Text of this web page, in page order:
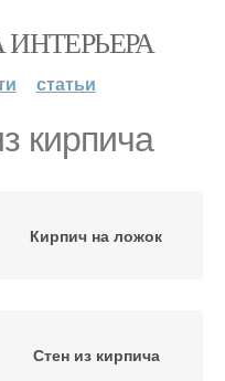
статьи
кирпича
Кирпич на ложок
Стен из кирпича